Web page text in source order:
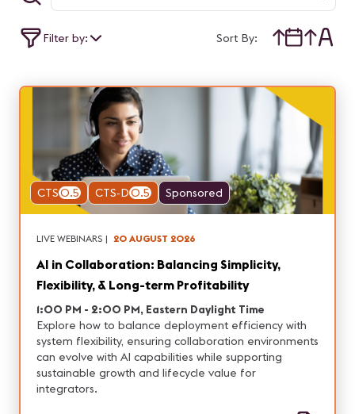
Filter by: Sort By:
CTS0.5 CTS-D0.5 Sponsored
LIVE WEBINARS | 20 AUGUST 2026
AI in Collaboration: Balancing Simplicity,
Flexibility, & Long-term Profitability
1:00 PM - 2:00 PM, Eastern Daylight Time
Explore how to balance deployment efficiency with
system flexibility, ensuring collaboration environments
can evolve with AI capabilities while supporting
sustainable growth and lifecycle value for
integrators.